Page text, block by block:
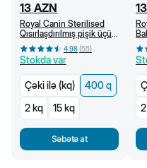
13 AZN
Royal Canin Sterilised
Qısırlaşdırılmış pişik üçün
quru yem, 1 yaşdan, 400
q
4.98(55)
Stokda var
Çəki ilə (kq)
400 q
2 kq
15 kq
Səbətə at
13
q)